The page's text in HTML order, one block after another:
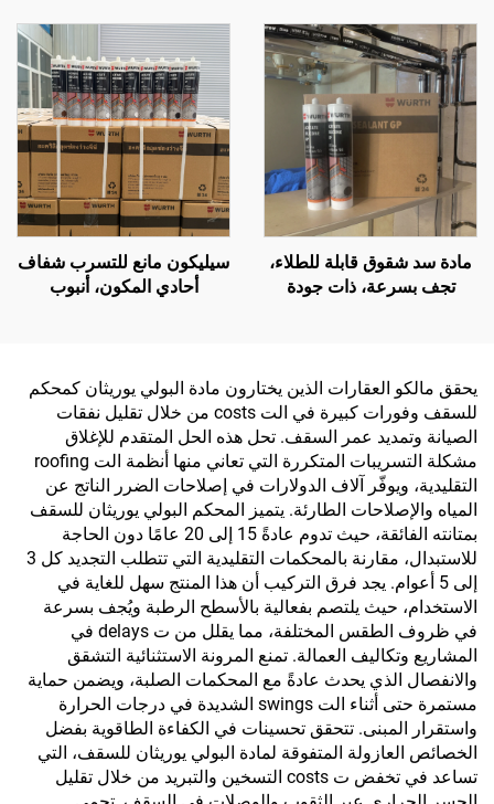
سيليكون محايد متعدد
الأغراض 100% سيليكون
الخليك، موردون سيليكون
لمدة 9 أشهر
مادة سد شقوق قابلة للطلاء،
تجف بسرعة، ذات جودة
سيليكون مانع للتسرب شفاف
أحادي المكون، أنبوب
يحقق مالكو العقارات الذين يختارون مادة البولي يوريثان كمحكم
للسقف وفورات كبيرة في الت costs من خلال تقليل نفقات
الصيانة وتمديد عمر السقف. تحل هذه الحل المتقدم للإغلاق
مشكلة التسريبات المتكررة التي تعاني منها أنظمة الت roofing
التقليدية، ويوفّر آلاف الدولارات في إصلاحات الضرر الناتج عن
المياه والإصلاحات الطارئة. يتميز المحكم البولي يوريثان للسقف
بمتانته الفائقة، حيث تدوم عادةً 15 إلى 20 عامًا دون الحاجة
للاستبدال، مقارنة بالمحكمات التقليدية التي تتطلب التجديد كل 3
إلى 5 أعوام. يجد فرق التركيب أن هذا المنتج سهل للغاية في
الاستخدام، حيث يلتصم بفعالية بالأسطح الرطبة ويُجف بسرعة
في ظروف الطقس المختلفة، مما يقلل من ت delays في
المشاريع وتكاليف العمالة. تمنع المرونة الاستثنائية التشقق
والانفصال الذي يحدث عادةً مع المحكمات الصلبة، ويضمن حماية
مستمرة حتى أثناء الت swings الشديدة في درجات الحرارة
واستقرار المبنى. تتحقق تحسينات في الكفاءة الطاقوية بفضل
الخصائص العازولة المتفوقة لمادة البولي يوريثان للسقف، التي
تساعد في تخفض ت costs التسخين والتبريد من خلال تقليل